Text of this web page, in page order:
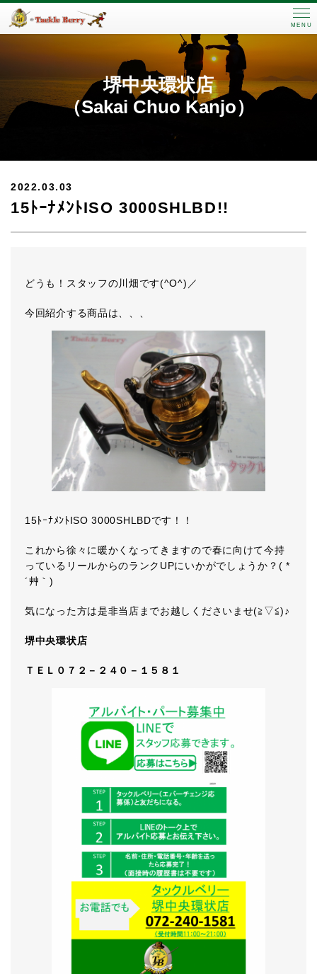
MENU
堺中央環状店
（Sakai Chuo Kanjo）
2022.03.03
15ﾄｰﾅﾒﾝﾄISO 3000SHLBD!!
どうも！スタッフの川畑です(^O^)／
今回紹介する商品は、、、
15ﾄｰﾅﾒﾝﾄISO 3000SHLBDです！！
これから徐々に暖かくなってきますので春に向けて今持
っているリールからのランクUPにいかがでしょうか？( *
´艸｀)
気になった方は是非当店までお越しくださいませ(≧▽≦)♪
堺中央環状店
ＴＥＬ０７２－２４０－１５８１